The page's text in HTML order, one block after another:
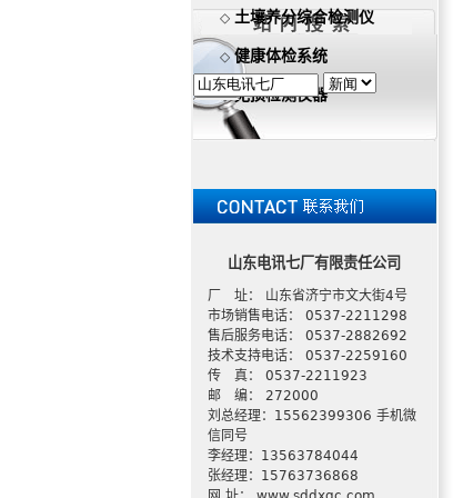
◇ 土壤养分综合检测仪
◇健康体检系统
◇无损检测仪器
山东电讯七厂有限责任公司
厂 址： 山东省济宁市文大街4号
市场销售电话： 0537-2211298
售后服务电话： 0537-2882692
技术支持电话： 0537-2259160
传 真： 0537-2211923
邮 编： 272000
刘总经理：15562399306 手机微
信同号
李经理：13563784044
张经理：15763736868